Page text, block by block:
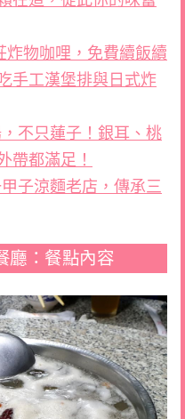
炸物咖哩，免費續飯續
手工漢堡排與日式炸
不只蓮子！銀耳、桃
帶都滿足！
子涼麵老店，傳承三
廳：餐點內容